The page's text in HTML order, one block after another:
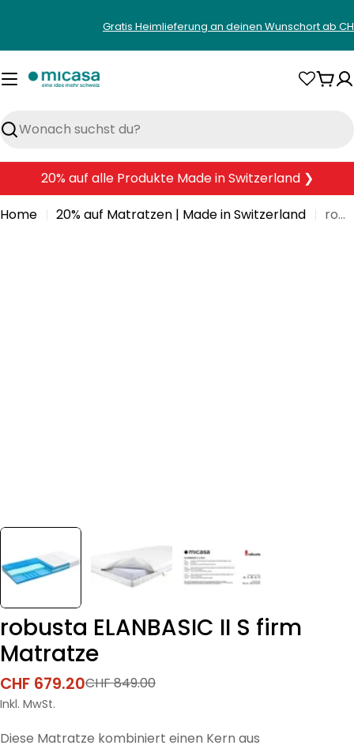
springen
Gratis Heimlieferung an deinen Wunschort ab
Suchen
20% auf alle Produkte Made in Switzerland ❯
Home
20% auf Matratzen | Made in Switzerland robusta ELANBASIC II S firm Matratze
robusta ELANBASIC II S firm
Matratze
Verkaufspreis
CHF 679.20
Regulärer
Preis
CHF 849.00
Inkl. MwSt.
Diese Matratze kombiniert einen Kern aus